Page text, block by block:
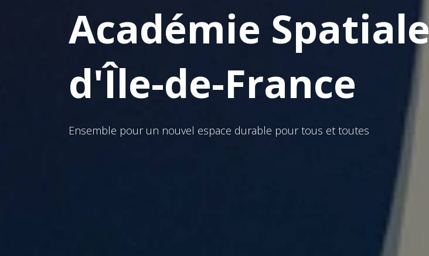
Académie Spatiale
d'Île-de-France
Ensemble pour un nouvel espace durable pour tous et toutes